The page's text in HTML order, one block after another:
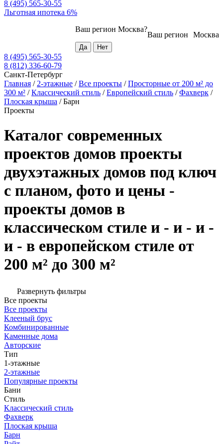
8 (495) 565-30-55
Льготная ипотека 6%
Москва
Ваш регион
Ваш регион Москва?
8 (495) 565-30-55
8 (812) 336-60-79
Санкт-Петербург
Главная / 2-этажные /Все проекты /Просторные от 200 м² до
300 м² /Классический стиль /Европейский стиль /Фахверк /
Плоская крыша /Барн
Проекты
Каталог современных
проектов домов проекты
двухэтажных домов под ключ
с планом, фото и цены -
проекты домов в
классическом стиле и - и - и -
и - в европейском стиле от
200 м² до 300 м²
Развернуть фильтры
Все проекты
Все проекты
Клееный брус
Комбинированные
Каменные дома
Авторские
Тип
1-этажные
2-этажные
Популярные проекты
Бани
Стиль
Классический стиль
Фахверк
Плоская крыша
Барн